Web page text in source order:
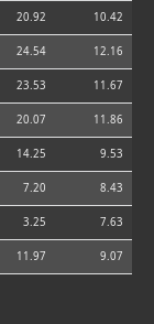
20.92 10.42
24.54 12.16
23.53 11.67
20.07 11.86
14.25 9.53
7.20 8.43
3.25 7.63
11.97 9.07